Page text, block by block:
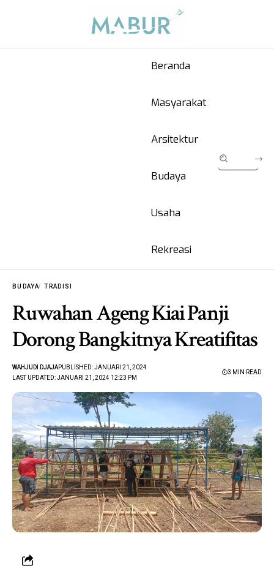
Beranda
Masyarakat
Arsitektur
Budaya
Usaha
Rekreasi
BUDAYA TRADISI
Ruwahan Ageng Kiai Panji
Dorong Bangkitnya Kreatifitas
LAST UPDATED: JANUARI 21, 2024 12:23 PM
WAHJUDI DJAJAPUBLISHED: JANUARI 21, 2024
3 MIN READ